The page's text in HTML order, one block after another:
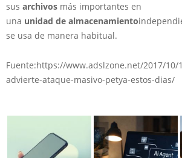
sus archivos más importantes en
una unidad de almacenamiento
se usa de manera habitual.
Fuente:https://www.adslzone.net/2017/
advierte-ataque-masivo-petya-estos-dias/